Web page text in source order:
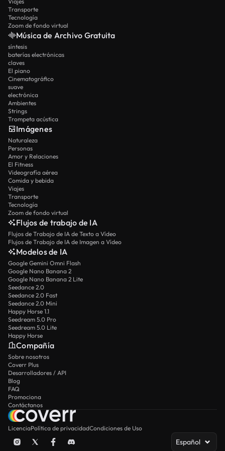
Transporte
Tecnología
Zoom de fondo virtual
Música de Archivo Gratuita
síntesis
baterías electrónicas
claves
El piano
Cinematográfico
suave
electrónica
Ambientes
Strings
Trompeta acústica
Imágenes
Naturaleza
Personas
Amor y Relaciones
El Fitness
Videografía aérea
Comida y bebida
Viajes
Transporte
Tecnología
Zoom de fondo virtual
Flujos de trabajo de IA
Flujos de Trabajo de IA de Texto a Vídeo
Flujos de Trabajo de IA de Imagen a Vídeo
Modelos de IA
Google Gemini Omni Flash
Google Nano Banana 2
Google Nano Banana 2 Lite
Seedance 2.0
Seedance 2.0 Fast
Seedance 2.0 Mini
Happy Horse 1.1
Seedream 5.0 Pro
Seedream 5.0 Lite
Happy Horse
Compañía
Sobre nosotros
Coverr Plus
Desarrolladores / API
Blog
FAQ
Promociona
Contáctanos
LicenciaPolítica de privacidadCondiciones de Uso
Español